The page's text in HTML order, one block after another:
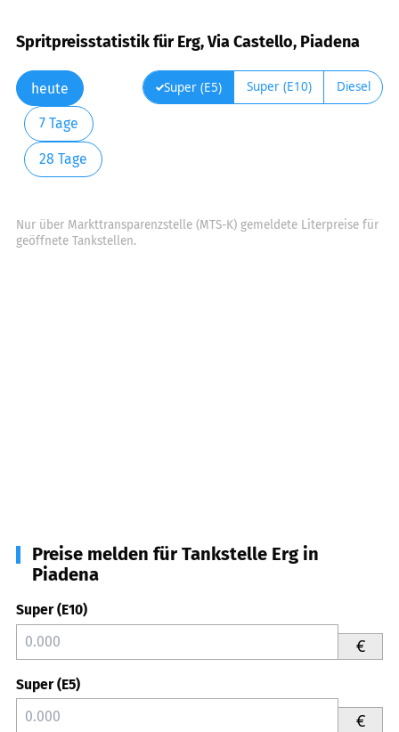
Spritpreisstatistik für Erg, Via Castello, Piadena
heute
7 Tage
28 Tage
Super (E5) Super (E10) Diesel
Nur über Markttransparenzstelle (MTS-K) gemeldete Literpreise für
geöffnete Tankstellen.
Preise melden für Tankstelle Erg in
Piadena
Super (E10)
€
Super (E5)
€